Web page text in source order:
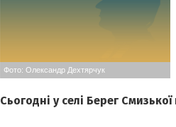
Фото: Олександр Дехтярчук
Сьогодні у селі Берег